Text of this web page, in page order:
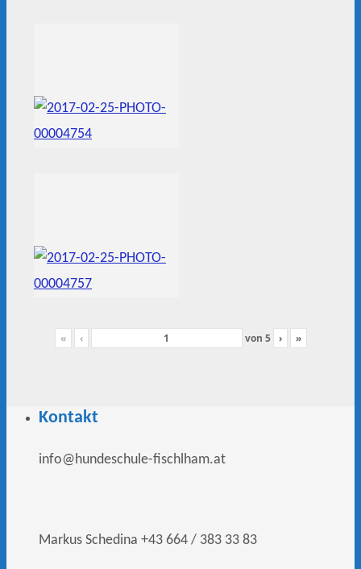
« ‹ von 5 › »
Kontakt
info@hundeschule-fischlham.at
Markus Schedina +43 664 / 383 33 83